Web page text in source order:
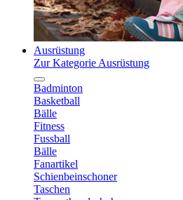
Ausrüstung
Zur Kategorie Ausrüstung
Badminton
Basketball
Bälle
Fitness
Fussball
Bälle
Fanartikel
Schienbeinschoner
Taschen